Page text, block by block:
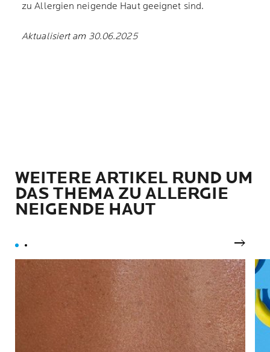
zu Allergien neigende Haut geeignet sind.
Aktualisiert am 30.06.2025
WEITERE ARTIKEL RUND UM
DAS THEMA ZU ALLERGIE
NEIGENDE HAUT